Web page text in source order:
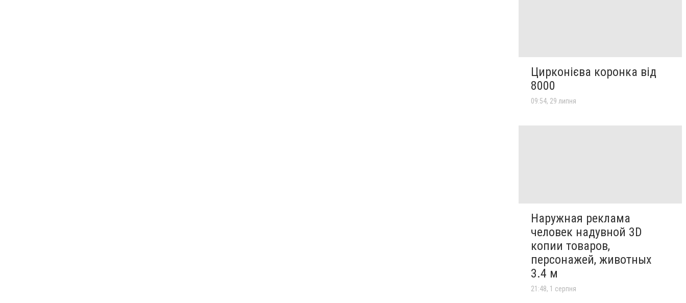
Цирконієва коронка від
8000
09:54, 29 липня
Наружная реклама
человек надувной 3D
копии товаров,
персонажей, животных
3.4 м
21:48, 1 серпня